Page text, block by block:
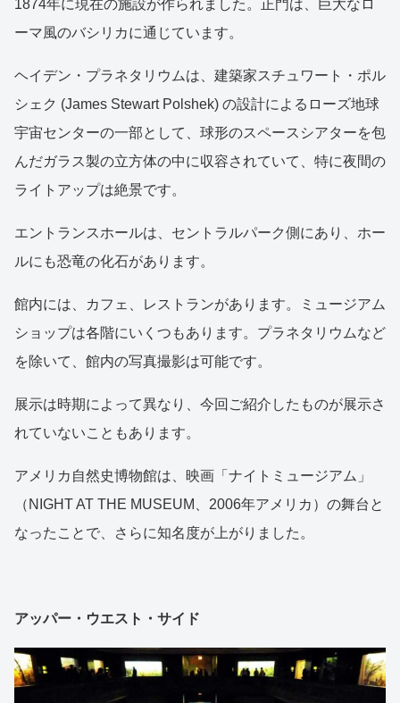
1874年に現在の施設が作られました。正門は、巨大なロ
ーマ風のバシリカに通じています。
ヘイデン・プラネタリウムは、建築家スチュワート・ポル
シェク (James Stewart Polshek) の設計によるローズ地球
宇宙センターの一部として、球形のスペースシアターを包
んだガラス製の立方体の中に収容されていて、特に夜間の
ライトアップは絶景です。
エントランスホールは、セントラルパーク側にあり、ホー
ルにも恐竜の化石があります。
館内には、カフェ、レストランがあります。ミュージアム
ショップは各階にいくつもあります。プラネタリウムなど
を除いて、館内の写真撮影は可能です。
展示は時期によって異なり、今回ご紹介したものが展示さ
れていないこともあります。
アメリカ自然史博物館は、映画「ナイトミュージアム」
（NIGHT AT THE MUSEUM、2006年アメリカ）の舞台と
なったことで、さらに知名度が上がりました。
アッパー・ウエスト・サイド